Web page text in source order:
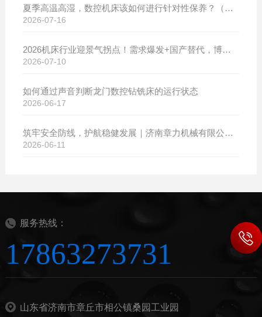
夏季高温高湿，数控机床该如何进行针对性保养？（附冬夏维保异同对比）
2026-07-16
2026机床行业迎景气拐点！需求爆发+国产替代，博斯曼数控设备产销两旺发货忙
2026-07-10
如何通过声音判断龙门数控钻铣床的运行状态
2026-06-17
筑牢安全防线，护航稳健发展｜济南章力机械有限公司开展2026年安全生产月系列活动
2026-06-11
服务热线：
17863273731
山东省济南市章丘市相公镇桑园工业园